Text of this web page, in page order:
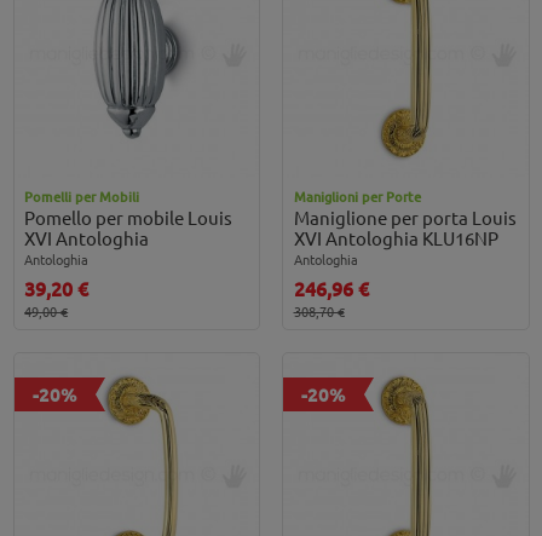
Pomelli per Mobili
Pomello per mobile Louis
XVI Antologhia
Antologhia
39,20 €
49,00 €
Maniglioni per Porte
Maniglione per porta Louis
XVI Antologhia KLU16NP
Antologhia
246,96 €
308,70 €
-20% -20%